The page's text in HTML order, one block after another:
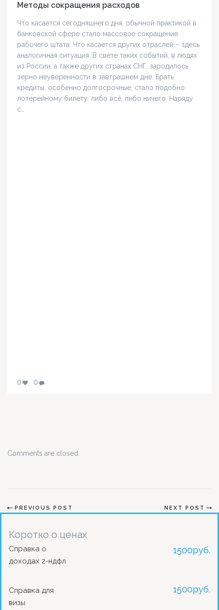
Методы сокращения расходов
Что касается сегодняшнего дня, обычной практикой в
банковской сфере стало массовое сокращение
рабочего штата. Что касается других отраслей – здесь
аналогичная ситуация. В свете таких событий, в людях
из России, а также других странах СНГ, зародилось
зерно неуверенности в завтрашнем дне. Брать
кредиты, особенно долгосрочные, стало подобно
лотерейному билету: либо всё, либо ничего. Наряду
с…
0 0
Comments are closed.
PREVIOUS POST NEXT POST
Коротко о ценах
Справка о
доходах 2-ндфл
Справка для
визы
1500руб.
1500руб.